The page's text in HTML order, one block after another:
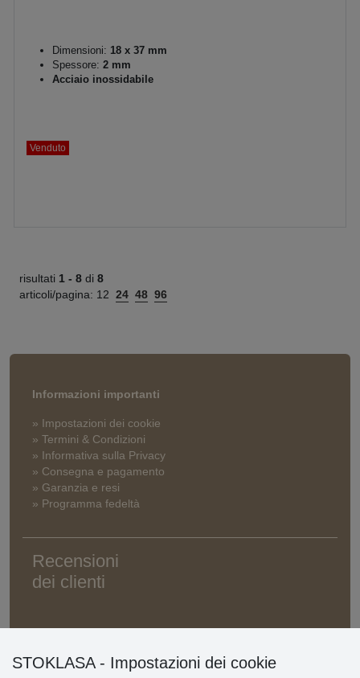
Dimensioni: 18 x 37 mm
Spessore: 2 mm
Acciaio inossidabile
Venduto
risultati 1 - 8 di 8
articoli/pagina: 12 24 48 96
Informazioni importanti
» Impostazioni dei cookie
» Termini & Condizioni
» Informativa sulla Privacy
» Consegna e pagamento
» Garanzia e resi
» Programma fedeltà
Recensioni
dei clienti
STOKLASA - Impostazioni dei cookie